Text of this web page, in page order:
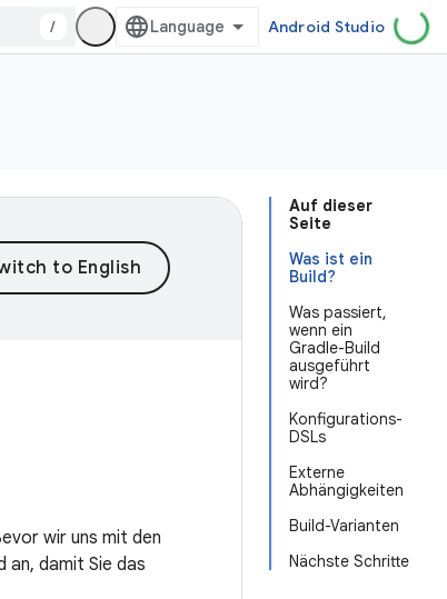
/ Android Studio
Auf dieser
Seite
Was ist ein
Build?
Was passiert,
wenn ein
Gradle-Build
ausgeführt
wird?
Konfigurations-
DSLs
Externe
Abhängigkeiten
Build-Varianten
Nächste Schritte
wir uns mit den
an, damit Sie das